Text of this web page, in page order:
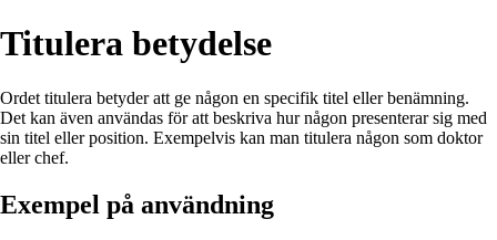
Titulera betydelse
Ordet titulera betyder att ge någon en specifik titel eller benämning.
Det kan även användas för att beskriva hur någon presenterar sig med
sin titel eller position. Exempelvis kan man titulera någon som doktor
eller chef.
Exempel på användning